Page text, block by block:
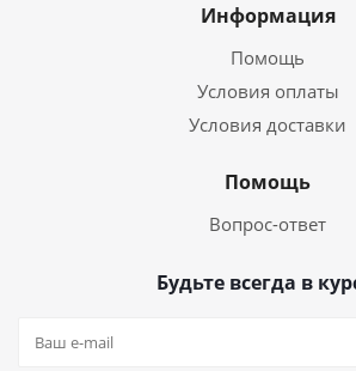
Информация
Помощь
Условия оплаты
Условия доставки
Помощь
Вопрос-ответ
Будьте всегда в